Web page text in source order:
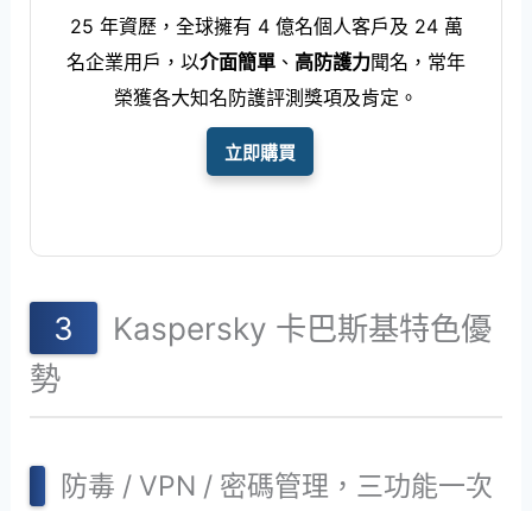
25 年資歷，全球擁有 4 億名個人客戶及 24 萬
名企業用戶，以介面簡單 、 高防護力聞名，常年
榮獲各大知名防護評測獎項及肯定。
立即購買
Kaspersky 卡巴斯基特色優
勢
防毒 / VPN / 密碼管理，三功能一次